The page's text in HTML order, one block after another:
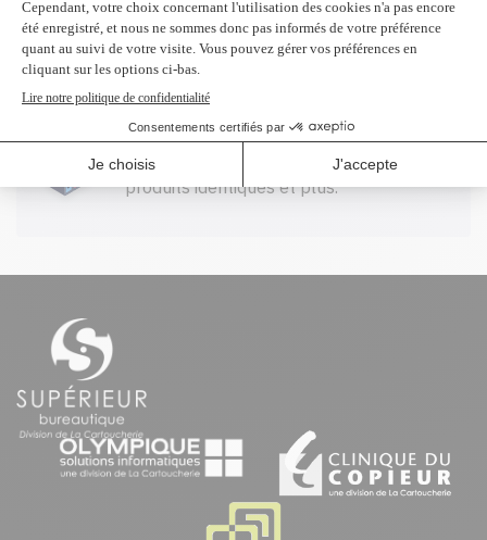
Livraison gratuite sur tout achat de
100$ CAD et plus avant taxes.
Profitez d'un rabais à l'achat de 2
produits identiques et plus.